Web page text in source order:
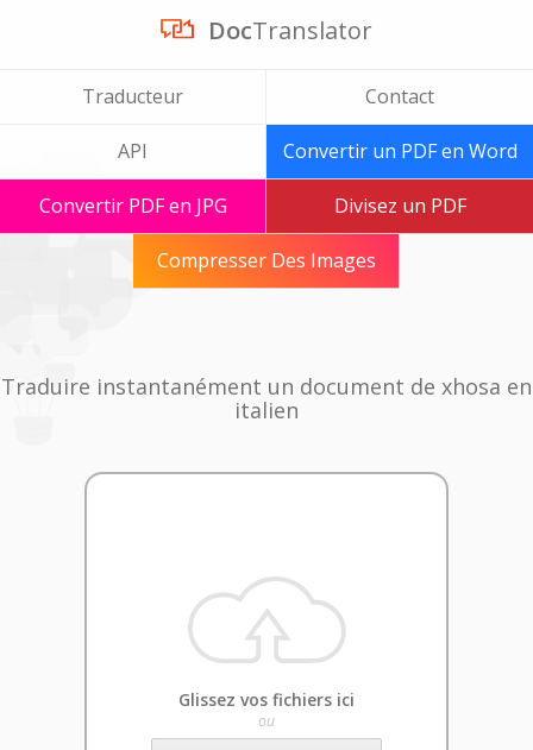
DocTranslator
Traducteur Contact
API Convertir un PDF en Word
Convertir PDF en JPG Divisez un PDF
Compresser Des Images
Traduire instantanément un document de xhosa en
italien
Glissez vos fichiers ici
ou